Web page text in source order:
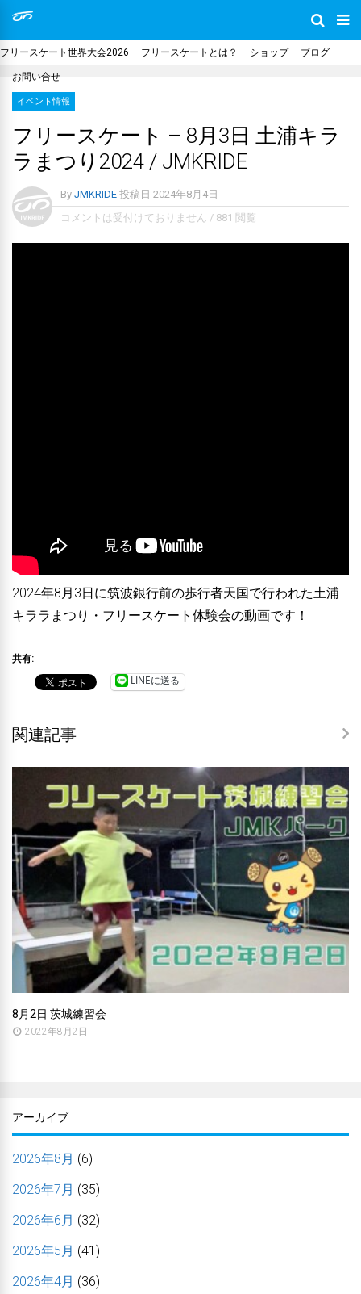
フリースケート世界大会2026 フリースケートとは？ ショップ ブログ
お問い合せ
イベント情報
フリースケート – 8月3日 土浦キラ
ラまつり2024 / JMKRIDE
By JMKRIDE 投稿日 2024年8月4日
コメントは受付けておりません / 881 閲覧
2024年8月3日に筑波銀行前の歩行者天国で行われた土浦
キララまつり・フリースケート体験会の動画です！
共有:
LINEに送る
関連記事
8月2日 茨城練習会
2022年8月2日
アーカイブ
2026年8月 (6)
2026年7月 (35)
2026年6月 (32)
2026年5月 (41)
2026年4月 (36)